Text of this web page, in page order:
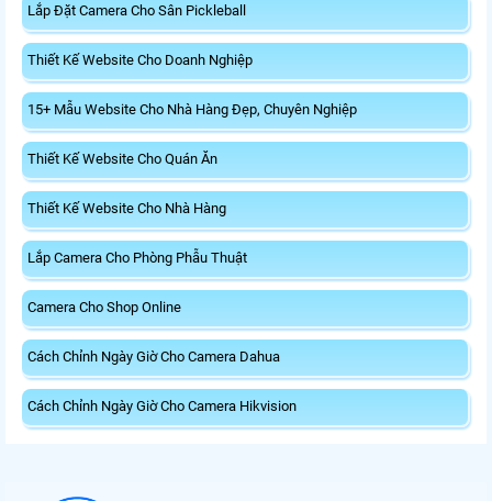
Lắp Đặt Camera Cho Sân Pickleball
Thiết Kế Website Cho Doanh Nghiệp
15+ Mẫu Website Cho Nhà Hàng Đẹp, Chuyên Nghiệp
Thiết Kế Website Cho Quán Ăn
Thiết Kế Website Cho Nhà Hàng
Lắp Camera Cho Phòng Phẫu Thuật
Camera Cho Shop Online
Cách Chỉnh Ngày Giờ Cho Camera Dahua
Cách Chỉnh Ngày Giờ Cho Camera Hikvision